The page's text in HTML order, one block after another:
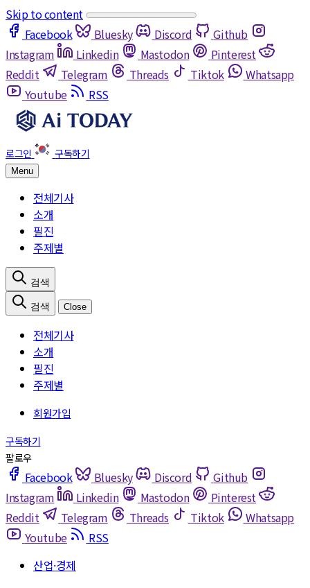
Skip to content
Facebook
Bluesky Discord
Github
Instagram
Linkedin Mastodon
Pinterest
Reddit
Telegram Threads Tiktok
Whatsapp
Youtube
RSS
Menu
전체기사
소개
필진
주제별
Close
전체기사
소개
필진
주제별
Facebook Bluesky Discord
Github
Instagram
Linkedin Mastodon
Pinterest
Reddit
Telegram Threads Tiktok
Whatsapp
Youtube
RSS
산업·경제